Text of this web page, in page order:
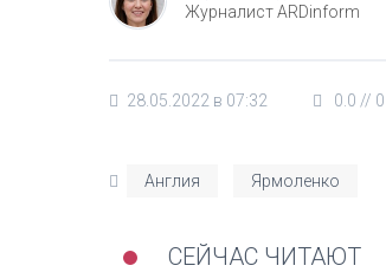
Журналист ARDinform
28.05.2022 в 07:32 0.0 // 0
Англия Ярмоленко
СЕЙЧАС ЧИТАЮТ